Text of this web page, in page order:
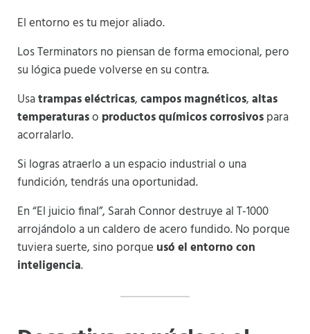
El entorno es tu mejor aliado.
Los Terminators no piensan de forma emocional, pero
su lógica puede volverse en su contra.
Usatrampas eléctricas,campos magnéticos,altas
temperaturaso productos químicos corrosivospara
acorralarlo.
Si logras atraerlo a un espacio industrial o una
fundición, tendrás una oportunidad.
En “El juicio final”, Sarah Connor destruye al T-1000
arrojándolo a un caldero de acero fundido. No porque
tuviera suerte, sino porque usó el entorno con
inteligencia.